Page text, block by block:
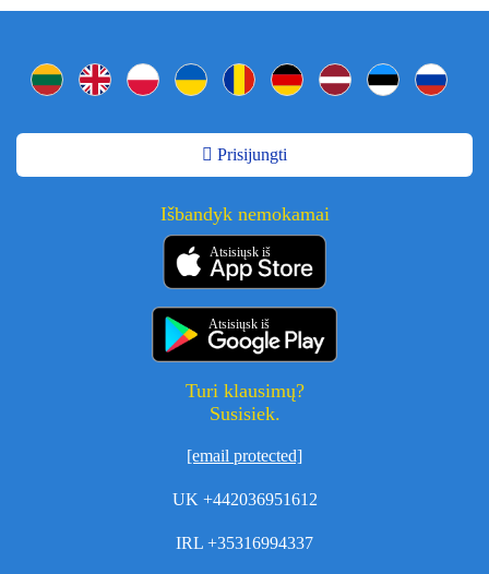
Prisijungti
Išbandyk nemokamai
Atsisiųsk iš
Atsisiųsk iš
Turi klausimų?
Susisiek.
[email protected]
UK +442036951612
IRL +35316994337